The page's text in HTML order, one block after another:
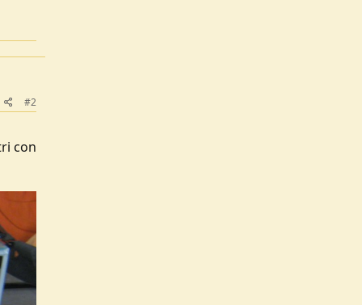
#2
con